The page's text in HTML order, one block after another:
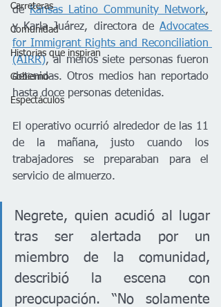
Carreteras
Comunidad
Historias que inspiran
Gobierno
Espectáculos
de Kansas Latino Community Network,
y Karla Juárez, directora de Advocates
for Immigrant Rights and Reconciliation
(AIRR), al menos siete personas fueron
detenidas. Otros medios han reportado
hasta doce personas detenidas.
El operativo ocurrió alrededor de las 11
de la mañana, justo cuando los
trabajadores se preparaban para el
servicio de almuerzo.
Negrete, quien acudió al lugar
tras ser alertada por un
miembro de la comunidad,
describió la escena con
preocupación. “No solamente